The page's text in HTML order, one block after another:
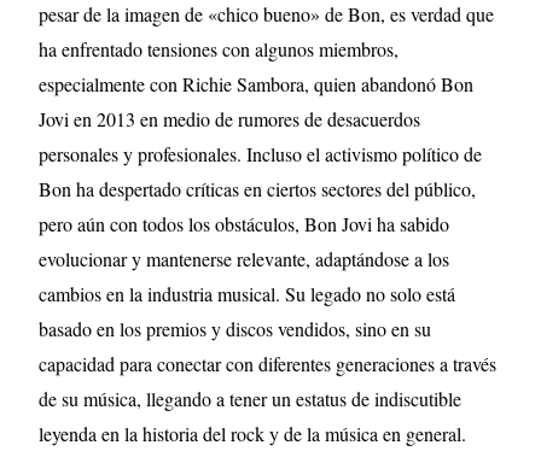
pesar de la imagen de «chico bueno» de Bon, es verdad que
ha enfrentado tensiones con algunos miembros,
especialmente con Richie Sambora, quien abandonó Bon
Jovi en 2013 en medio de rumores de desacuerdos
personales y profesionales. Incluso el activismo político de
Bon ha despertado críticas en ciertos sectores del público,
pero aún con todos los obstáculos, Bon Jovi ha sabido
evolucionar y mantenerse relevante, adaptándose a los
cambios en la industria musical. Su legado no solo está
basado en los premios y discos vendidos, sino en su
capacidad para conectar con diferentes generaciones a través
de su música, llegando a tener un estatus de indiscutible
leyenda en la historia del rock y de la música en general.